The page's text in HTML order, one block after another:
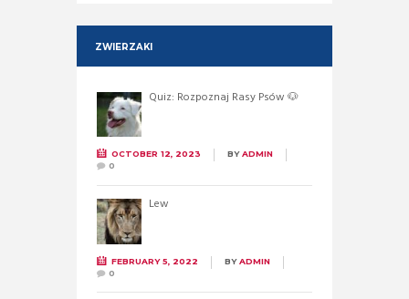
ZWIERZAKI
Quiz: Rozpoznaj Rasy Psów 🐶
OCTOBER 12, 2023 BYADMIN
0
Lew
FEBRUARY 5, 2022 BYADMIN
0